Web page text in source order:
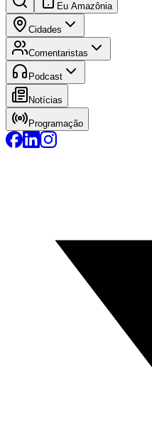
Eu Amazônia
Cidades
Comentaristas
Podcast
Notícias
Programação